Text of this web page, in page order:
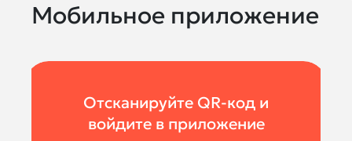
Мобильное приложение
Отсканируйте QR-код и
войдите в приложение